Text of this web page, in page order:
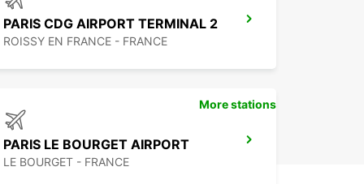
PARIS CDG AIRPORT TERMINAL 2
ROISSY EN FRANCE - FRANCE
PARIS LE BOURGET AIRPORT
LE BOURGET - FRANCE
More stations